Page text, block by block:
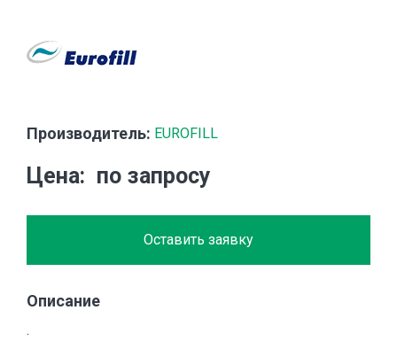
Производитель: EUROFILL
Цена по запросу
Оставить заявку
Описание
.